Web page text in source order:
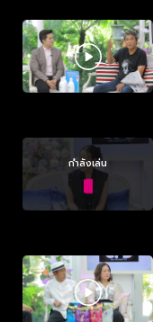
กำลังเล่น